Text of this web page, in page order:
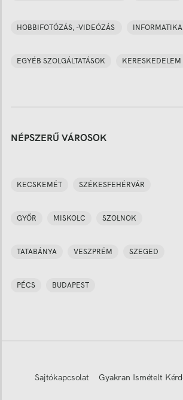
HOBBIFOTÓZÁS, -VIDEÓZÁS
EGYÉB SZOLGÁLTATÁSOK KERESKEDELEM
NÉPSZERŰ VÁROSOK
KECSKEMÉT SZÉKESFEHÉRVÁR
GYŐR MISKOLC SZOLNOK
TATABÁNYA VESZPRÉM SZEGED
PÉCS BUDAPEST
Sajtókapcsolat Gyakran Ismételt